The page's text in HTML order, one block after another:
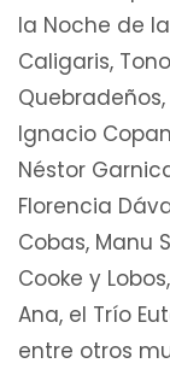
la Noche de
Caligaris,
Ignacio
Néstor
Florencia
Cobas, Manu
Cooke y
Ana, el Trío
entre otros